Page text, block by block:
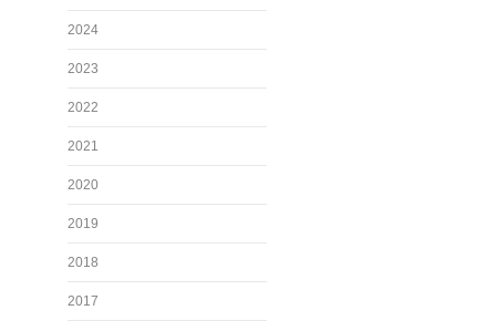
2024
2023
2022
2021
2020
2019
2018
2017